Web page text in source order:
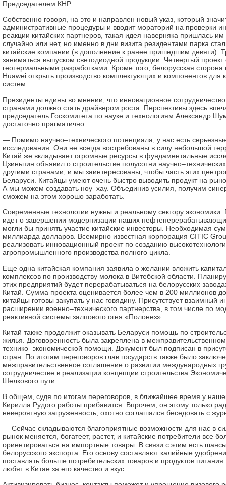
Председателем КНР.
Собственно говоря, на это и направлен новый указ, который
административные процедуры и вводит мораторий на проверки
реакции китайских партнеров, такая идея наверняка пришлась
случайно или нет, но именно в дни визита резидентами парка
китайские компании (в дополнение к ранее пришедшим девяти).
заниматься выпуском светодиодной продукции. Четвертый проект
геотермальными разработками. Кроме того, белорусская
Huawei открыть производство комплектующих и компонентов для
систем.
Президенты едины во мнении, что инновационное
странами должно стать драйвером роста. Перспективы здесь
председатель Госкомитета по науке и технологиям Александр
достаточно прагматично:
— Помимо научно–технического потенциала, у нас есть
исследования. Они не всегда востребованы в силу небольшой
Китай же вкладывает огромные ресурсы в фундаментальные
Цзиньпин объявил о строительстве полусотни
другими странами, и мы заинтересованы, чтобы часть этих
Беларуси. Китайцы умеют очень быстро выводить продукт на
А мы можем создавать ноу–хау. Объединив усилия, получим
сможем на этом хорошо заработать.
Современные технологии нужны и реальному сектору экономики.
идет о завершении модернизации наших
могли бы принять участие китайские инвесторы. Необходимая
миллиарда долларов. Всемирно известная корпорация CITIC
реализовать инновационный проект по созданию
агропромышленного производства полного цикла.
Еще одна китайская компания заявила о желании вложить
комплексов по производству молока в Витебской области.
этих предприятий будет перерабатываться на белорусских
Китай. Сумма проекта оценивается более чем в 200 миллионов
китайцы готовы закупать у нас говядину. Присутствует взаимный
расширении военно–технического партнерства, в том числе по
реактивной системы залпового огня «Полонез».
Китай также продолжит оказывать Беларуси помощь по
жилья. Договоренность была закреплена в
технико–экономической помощи. Документ был подписан в
стран. По итогам переговоров глав государств также было
межправительственное соглашение о развитии международных
сотрудничестве в реализации концепции строительства
Шелкового пути.
В общем, судя по итогам переговоров, в ближайшее время у
Кирилла Рудого работы прибавится. Впрочем, он этому только
невероятную загруженность, охотно соглашался беседовать с
— Сейчас складываются благоприятные возможности для нас в
рынок меняется, богатеет, растет, и китайские потребители все
ориентироваться на импортные товары. В связи с этим есть
белорусского экспорта. Его основу составляют калийные
поставлять больше потребительских товаров и продуктов
любят в Китае за его качество и вкус.